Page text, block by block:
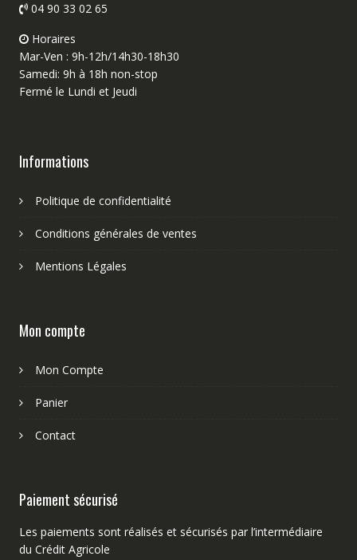
04 90 33 02 65
Horaires
Mar-Ven : 9h-12h/14h30-18h30
Samedi: 9h à 18h non-stop
Fermé le Lundi et Jeudi
Informations
Politique de confidentialité
Conditions générales de ventes
Mentions Légales
Mon compte
Mon Compte
Panier
Contact
Paiement sécurisé
Les paiements sont réalisés et sécurisés par l’intermédiaire
du Crédit Agricole